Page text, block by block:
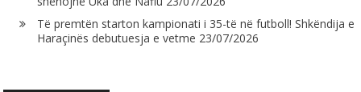
Të premtën starton kampionati i 35-të në futboll! Shkëndija e
Haraçinës debutuesja e vetme 23/07/2026